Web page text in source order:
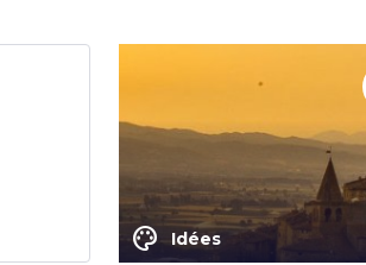
color_lens Idées